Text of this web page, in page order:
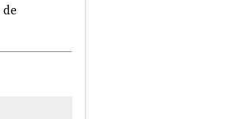
de